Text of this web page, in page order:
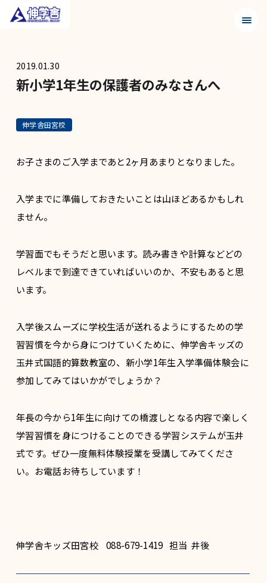
メニ
2019.01.30
新小学1年生の保護者のみなさんへ
伸学舎田宮校
お子さまのご入学まであと2ヶ月あまりとなりました。
入学までに準備しておきたいことは山ほどあるかもしれ
ません。
学習面でもそうだと思います。読み書きや計算などどの
レベルまで到達できていればいいのか、不安もあると思
います。
入学後スムーズに学校生活が送れるようにするための学
習習慣を今から身につけていくために、伸学舎キッズの
玉井式国語的算数教室の、新小学1年生入学準備体験会に
参加してみてはいかがでしょうか？
年長の今から1年生に向けての橋渡しとなる内容で楽しく
学習習慣を身につけることのできる学習システムが玉井
式です。ぜひ一度無料体験授業を受講してみてくださ
い。お電話お待ちしています！
伸学舎キッズ田宮校 088-679-1419 担当 井後